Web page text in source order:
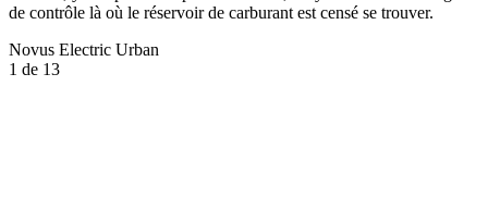
de contrôle là où le réservoir de carburant est censé se trouver.
Novus Electric Urban
1 de 13